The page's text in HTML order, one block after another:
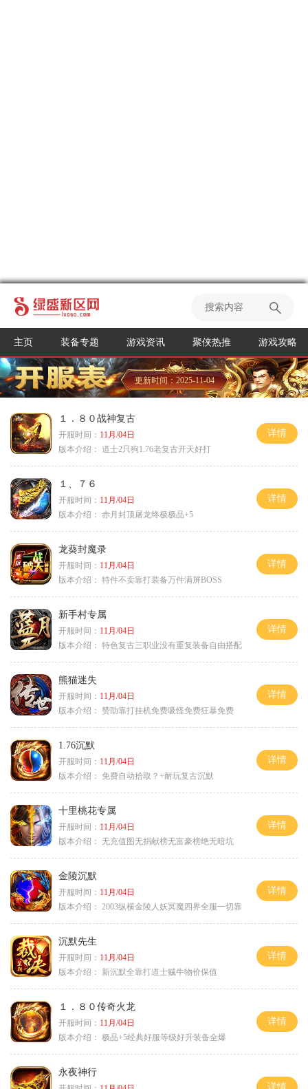
主页 装备专题 游戏资讯 聚侠热推 游戏攻略
更新时间：2025-11-04
１．８０战神复古
开服时间： 11月/04日
版本介绍： 道士2只狗1.76老复古开天好打
详情
１、７６
开服时间： 11月/04日
版本介绍： 赤月封顶屠龙终极极品+5
详情
龙葵封魔录
开服时间： 11月/04日
版本介绍： 特件不卖靠打装备万件满屏BOSS
详情
新手村专属
开服时间： 11月/04日
版本介绍： 特色复古三职业没有重复装备自由搭配
详情
熊猫迷失
开服时间： 11月/04日
版本介绍： 赞助靠打挂机免费吸怪免费狂暴免费
详情
1.76沉默
开服时间： 11月/04日
版本介绍： 免费自动拾取？+耐玩复古沉默
详情
十里桃花专属
开服时间： 11月/04日
版本介绍： 无充值图无捐献榜无富豪榜绝无暗坑
详情
金陵沉默
开服时间： 11月/04日
版本介绍： 2003纵横金陵人妖冥魔四界全服一切靠
详情
沉默先生
开服时间： 11月/04日
版本介绍：
新沉默全靠打道士贼牛物价保值
详情
１．８０传奇火龙
开服时间： 11月/04日
版本介绍： 极品+5经典好服等级好升装备全爆
详情
永夜神行
详情